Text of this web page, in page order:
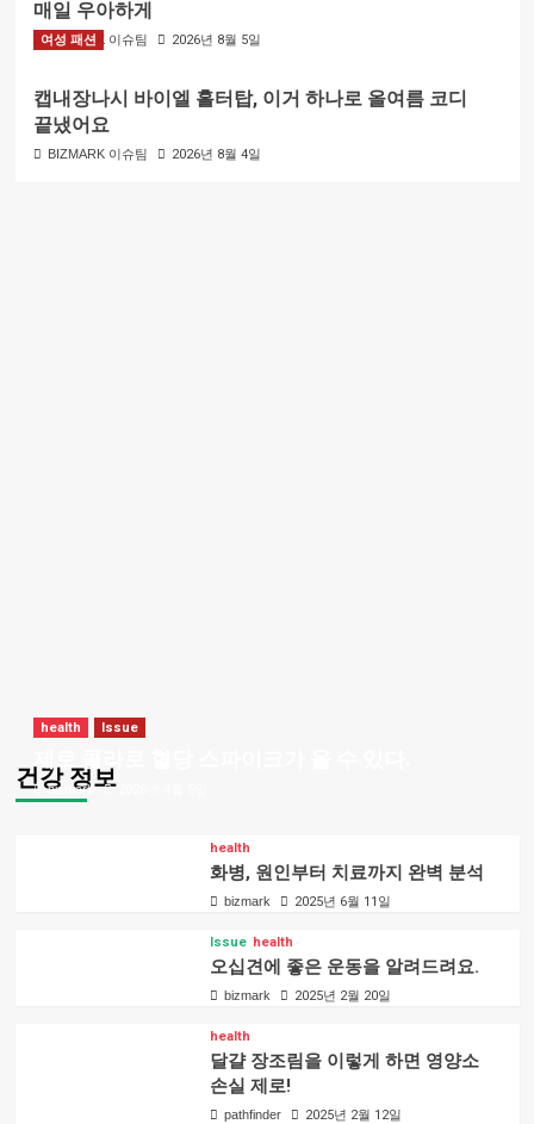
매일 우아하게
BIZMARK 이슈팀 2026년 8월 5일
여성 패션
캡내장나시 바이엘 홀터탑, 이거 하나로 올여름 코디
끝냈어요
BIZMARK 이슈팀 2026년 8월 4일
건강 정보
health Issue
bizmark
health
화병, 원인부터 치료까지 완벽 분석
bizmark 2025년 6월 11일
Issue health
오십견에 좋은 운동을 알려드려요.
bizmark 2025년 2월 20일
health
달걀 장조림을 이렇게 하면 영양소
손실 제로!
pathfinder 2025년 2월 12일